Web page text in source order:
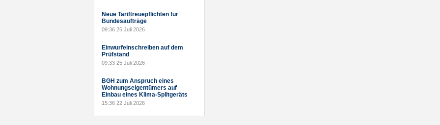
Neue Tariftreuepflichten für
Bundesaufträge
09:36 25 Juli 2026
Einwurfeinschreiben auf dem
Prüfstand
09:33 25 Juli 2026
BGH zum Anspruch eines
Wohnungseigentümers auf
Einbau eines Klima-Splitgeräts
15:36 22 Juli 2026